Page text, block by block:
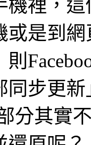
機裡，
或是到
則
步更新
分其實